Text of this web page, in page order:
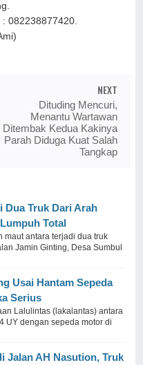
082238877420.
NEXT
Dituding Mencuri,
Menantu Wartawan
Ditembak Kedua Kakinya
Parah Diduga Kuat Salah
Tangkap
Dua Truk Dari Arah
Total
maut antara terjadi dua truk
Jamin Ginting, Desa Sumbul
Usai Hantam Sepeda
Serius
Lalulintas (lakalantas) antara
UY dengan sepeda motor di
Jalan AH Nasution, Truk